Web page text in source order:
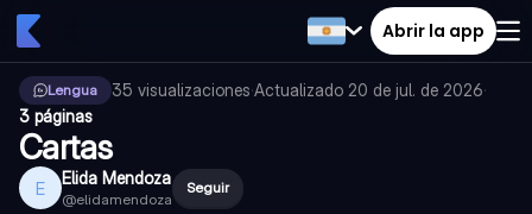
Abrir la app
Lengua 35 visualizaciones·Actualizado 20 de jul. de 2026·
3 páginas
Cartas
E Elida Mendoza
@elidamendoza
Seguir